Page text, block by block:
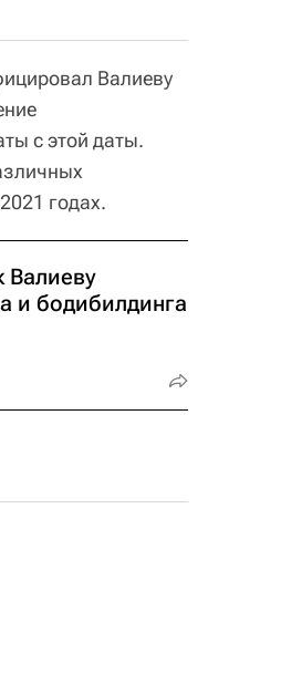
Валиеву
с этой даты.
годах.
Валиеву
и бодибилдинга